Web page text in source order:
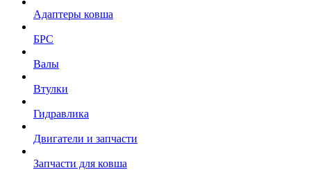
Адаптеры ковша
БРС
Валы
Втулки
Гидравлика
Двигатели и запчасти
Запчасти для ковша